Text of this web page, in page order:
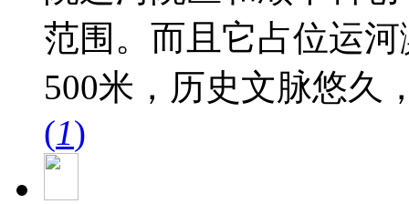
范围。而且它占位运
500米，历史文脉悠久
(1)